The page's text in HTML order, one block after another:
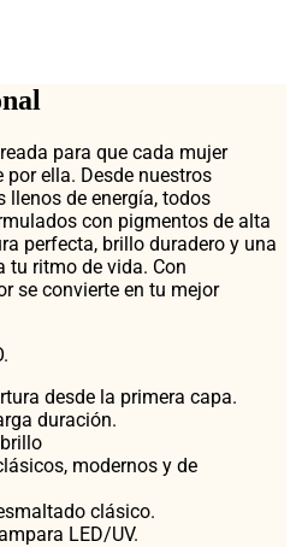
es:
6,90 €.
para que cada mujer
por ella. Desde nuestros
de energía, todos
con pigmentos de alta
perfecta, brillo duradero y una
tu ritmo de vida. Con
se convierte en tu mejor
desde la primera capa.
duración.
modernos y de
clásico.
LED/UV.